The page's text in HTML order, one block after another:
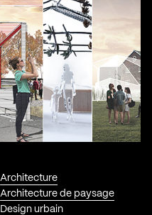
Architecture
Architecture de paysage
Design urbain